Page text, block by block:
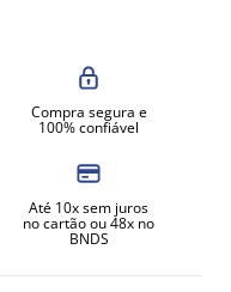
Compra segura e
100% confiável
Até 10x sem juros
no cartão ou 48x no
BNDS